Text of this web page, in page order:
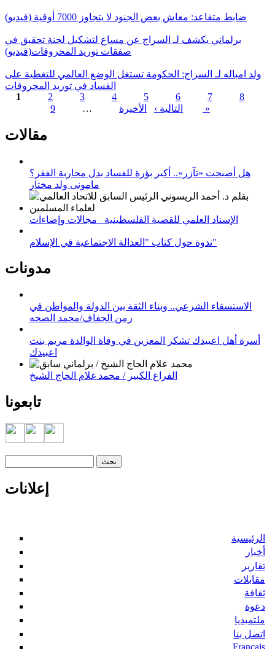
ضابط متقاعد: معاش بعض الجنود لا يتجاوز 7000 أوقية (فيديو)
برلماني يكشف لـ السراج عن مساع لتشكيل لجنة تحقيق في
صفقات توريد المحروقات(فيديو)
ولد امباله لـ السراج: الحكومة تستغل الوضع العالمي للتغطية على
الفساد في توريد المحروقات
الصفحات
1 2 3 4 5 6 7
8
9
… التالية › الأخيرة »
مقالات
هل أصبحت «تآزر».. أكبر بؤرة للفساد بدل محاربة الفقر؟
مامونى ولد مختار
الإسناد العلمي للقضية الفلسطينية_ مجالات وإضاءات
ندوة حول كتاب "العدالة الاجتماعية في الإسلام"
مدونات
الاستسقاء الشرعي.. وبناء الثقة بين الدولة والمواطن في
زمن الجفاف/محمد الصحه
أسرة أهل اعبيدك تشكر المعزين في وفاة الوالدة مريم بنت
اعبيدك
الفراغ الكبير / محمد غلام الحاج الشيخ
تابعونا
إعلانات
الرئيسية
أخبار
تقارير
مقابلات
ثقافة
دعوة
ملتميديا
اتصل بنا
Francais